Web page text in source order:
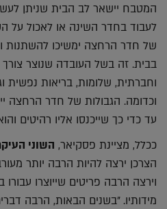
המטבח יישאר לב הבית שניתן
לעבוד בחדר השינה או לאכול על
של חדר הרחצה ימשיכו להשתנות
בבית. זה בשל העובדה שנוצר צורך
וחברתית, שלומות, בריאות נפשית
וכדומה. הגבולות של חדר הרחצה
עד כדי כך שייכנסו אליו רהיטים
ככלל, מציינת פסקיאר, השוני
הצרכן ירצה להיות הרבה יותר
וירצה הרבה פריטים שייוצרו
מידותיו. "בשנים הבאות, הרבה